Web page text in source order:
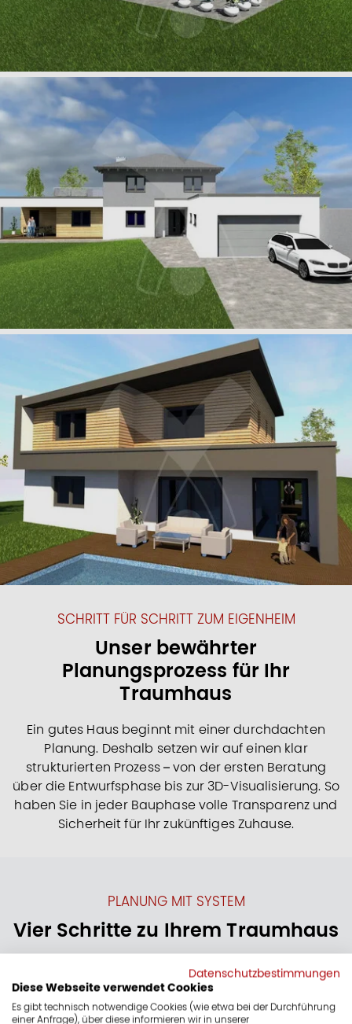
SCHRITT FÜR SCHRITT ZUM EIGENHEIM
Unser bewährter
Planungsprozess für Ihr
Traumhaus
Ein gutes Haus beginnt mit einer durchdachten
Planung. Deshalb setzen wir auf einen klar
strukturierten Prozess – von der ersten Beratung
über die Entwurfsphase bis zur 3D-Visualisierung. So
haben Sie in jeder Bauphase volle Transparenz und
Sicherheit für Ihr zukünftiges Zuhause.
PLANUNG MIT SYSTEM
Vier Schritte zu Ihrem Traumhaus
Damit aus Ihrer Idee ein durchdachtes Zuhause
wird, führen wir Sie durch einen klaren
Planungsprozess. Schritt für Schritt entsteht so ein
Datenschutzbestimmungen
Diese Webseite verwendet Cookies
Es gibt technisch notwendige Cookies (wie etwa bei der Durchführung
einer Anfrage), über diese informieren wir in unserer